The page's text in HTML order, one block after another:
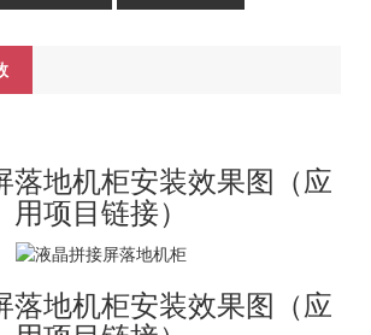
落地机柜安装效果图
（应
用项目链接）
落地机柜安装效果图
（应